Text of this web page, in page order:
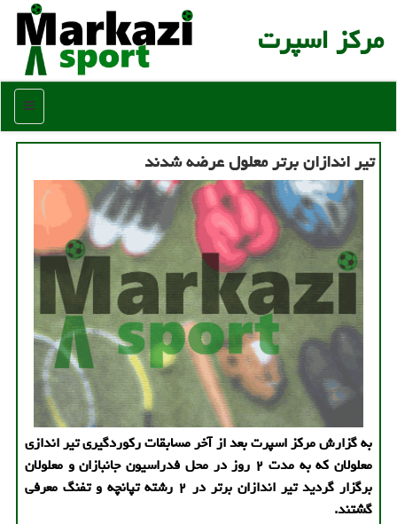
مركز اسپرت
منو
تیر اندازان برتر معلول عرضه شدند
به گزارش مركز اسپرت بعد از آخر مسابقات ركوردگیری تیر اندازی
معلولان كه به مدت ۲ روز در محل فدراسیون جانبازان و معلولان
برگزار گردید تیر اندازان برتر در ۲ رشته تپانچه و تفنگ معرفی
گشتند.